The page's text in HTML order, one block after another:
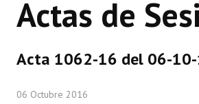
CONCEJO
Actas de
Acta 1062-16 del 06-
06 Octubre 2016